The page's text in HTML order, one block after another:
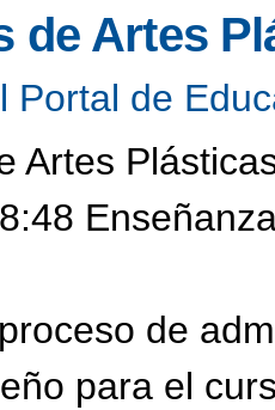
de Artes
Portal de
Artes
de
para el